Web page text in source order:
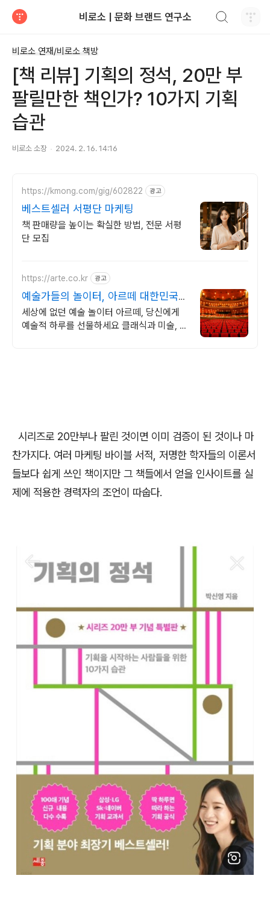
비로소 | 문화 브랜드 연구소
비로소 연재/비로소 책방
[책 리뷰] 기획의 정석, 20만 부
팔릴만한 책인가? 10가지 기획
습관
비로소 소장 2024. 2. 16. 14:16
https://kmong.com/gig/602822 광고
베스트셀러 서평단 마케팅
책 판매량을 높이는 확실한 방법, 전문 서평
단 모집
https://arte.co.kr 광고
예술가들의 놀이터, 아르떼 대한민국
문화예술 플랫폼
세상에 없던 예술 놀이터 아르떼, 당신에게
예술적 하루를 선물하세요 클래식과 미술, 연
시리즈로 20만부나 팔린 것이면 이미 검증이 된 것이나 마
찬가지다. 여러 마케팅 바이블 서적, 저명한 학자들의 이론서
들보다 쉽게 쓰인 책이지만 그 책들에서 얻을 인사이트를 실
제에 적용한 경력자의 조언이 따숩다.